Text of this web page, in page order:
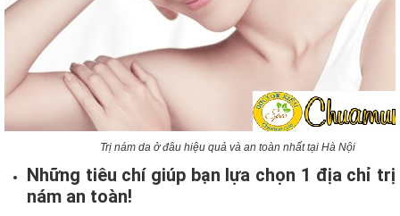
Trị nám da ở đâu hiệu quả và an toàn nhất tại Hà Nội
Những tiêu chí giúp bạn lựa chọn 1 địa chỉ trị
nám an toàn!